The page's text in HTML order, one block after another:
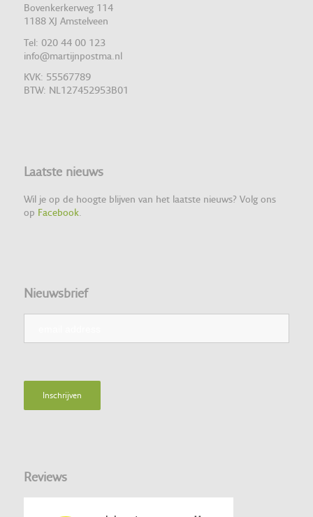
Bovenkerkerweg 114
1188 XJ Amstelveen
Tel: 020 44 00 123
info@martijnpostma.nl
KVK: 55567789
BTW: NL127452953B01
Laatste nieuws
Wil je op de hoogte blijven van het laatste nieuws? Volg ons
op Facebook.
Nieuwsbrief
Reviews